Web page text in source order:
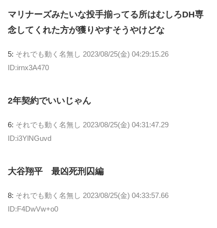
マリナーズみたいな投手揃ってる所はむしろDH専
念してくれた方が獲りやすそうやけどな
5: それでも動く名無し 2023/08/25(金) 04:29:15.26
ID:irnx3A470
2年契約でいいじゃん
6: それでも動く名無し 2023/08/25(金) 04:31:47.29
ID:i3YlNGuvd
大谷翔平 最凶死刑囚編
8: それでも動く名無し 2023/08/25(金) 04:33:57.66
ID:F4DwVw+o0